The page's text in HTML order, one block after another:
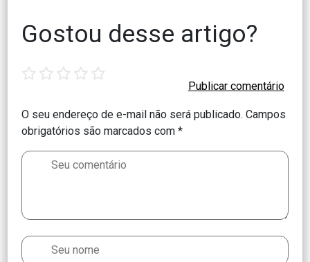
Gostou desse artigo?
O seu endereço de e-mail não será publicado. Campos
obrigatórios são marcados com*
star stars stars stars stars